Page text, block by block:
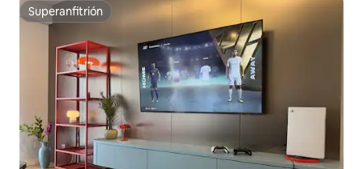
Superanfitrión
Superanfitrión